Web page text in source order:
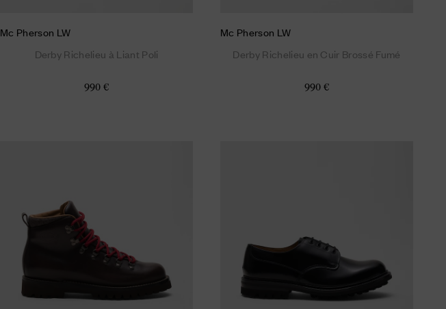
Mc Pherson LW
Derby Richelieu à Liant Poli
990 €
Mc Pherson LW
Derby Richelieu en Cuir Brossé Fumé
990 €